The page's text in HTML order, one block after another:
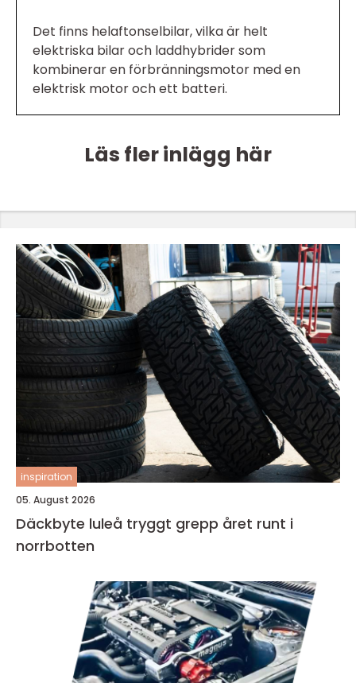
Det finns helaftonselbilar, vilka är helt
elektriska bilar och laddhybrider som
kombinerar en förbränningsmotor med en
elektrisk motor och ett batteri.
Läs fler inlägg här
inspiration
05. August 2026
Däckbyte luleå tryggt grepp året runt i
norrbotten